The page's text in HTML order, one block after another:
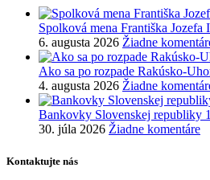
Spolková mena Františka Jozefa
6. augusta 2026 Žiadne
Ako sa po rozpade Rakúsko-
4. augusta 2026 Žiadne
Bankovky Slovenskej republiky
30. júla 2026 Žiadne komentáre
Kontaktujte nás